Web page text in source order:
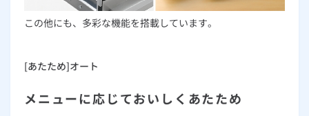
この他にも、多彩な機能を搭載しています。
[あたため]オート
メニューに応じておいしくあたため